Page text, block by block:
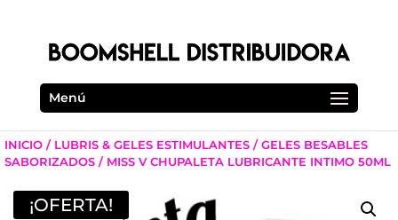
Menú
INICIO / LUBRIS & GELES ESTIMULANTES /GELES BESABLES
SABORIZADOS / MISS V CHUPALETA LUBRICANTE INTIMO 50ML
¡OFERTA!